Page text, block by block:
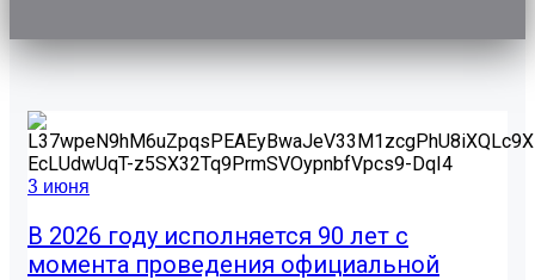
3 июня
В 2026 году исполняется 90 лет с
момента проведения официальной